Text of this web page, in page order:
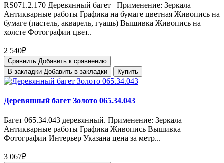
RS071.2.170 Деревянный багет Применение: Зеркала
Антикварные работы Графика на бумаге цветная Живопись на
бумаге (пастель, акварель, гуашь) Вышивка Живопись на
холсте Фотографии цвет..
2 540₽
Сравнить Добавить к сравнению
В закладки Добавить в закладки Купить
Деревянный багет Золото 065.34.043
Багет 065.34.043 деревянный. Применение: Зеркала
Антикварные работы Графика Живопись Вышивка
Фотографии Интерьер Указана цена за метр...
3 067₽